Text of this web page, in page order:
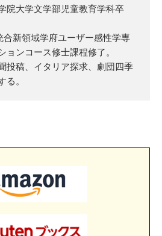
院大学文学部児童教育学科卒
合新領域学府ユーザー感性学専
ョンコース修士課程修了。
投稿、イタリア探求、劇団四季
る。